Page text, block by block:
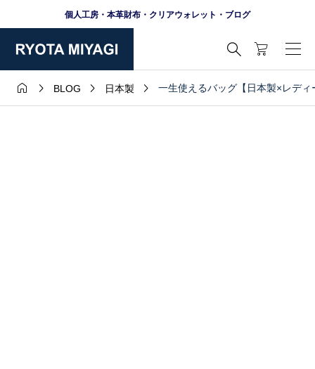
個人工房・本革財布・クリアウォレット・ブログ

  BLOG  日本製  一生使えるバッグ【日本製×レデ